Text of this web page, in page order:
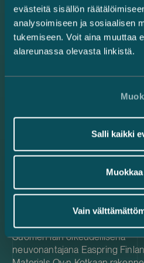
evästeitä sisällön
analysoimiseen ja sosiaalisen
tukemiseen. Voit aina muuttaa
alareunassa olevasta linkistä.
Salli kaikki
Muokkaa
Vain
Uusimmat
vientitakuulaitokset –
miljoonan euron vihreä
projektirahoitus
New Materialsin
tehtaalle
Avustimme rahoittajia ja
Suomen lain oikeudellisena
neuvonantajana Easpring